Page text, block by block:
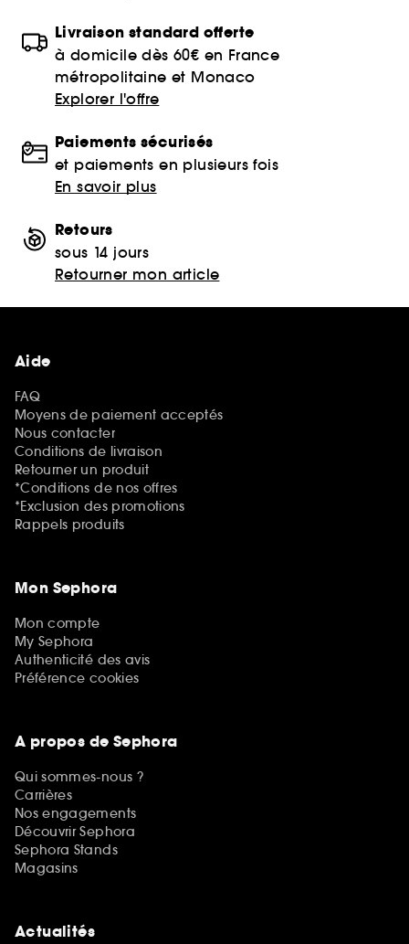
Livraison standard offerte
à domicile dès 60€ en France
métropolitaine et Monaco
Explorer l'offre
Paiements sécurisés
et paiements en plusieurs fois
En savoir plus
Retours
sous 14 jours
Retourner mon article
Aide
FAQ
Moyens de paiement acceptés
Nous contacter
Conditions de livraison
Retourner un produit
*Conditions de nos offres
*Exclusion des promotions
Rappels produits
Mon Sephora
Mon compte
My Sephora
Authenticité des avis
Préférence cookies
A propos de Sephora
Qui sommes-nous ?
Carrières
Nos engagements
Découvrir Sephora
Sephora Stands
Magasins
Actualités